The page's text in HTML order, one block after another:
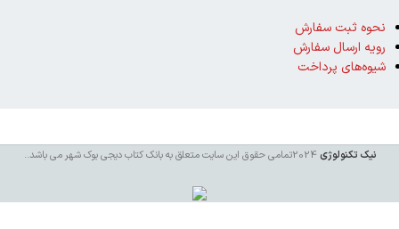
نحوه ثبت سفارش
رویه ارسال سفارش
شیوه‌های پرداخت
نیک تکنولوژی 2024تمامی حقوق این سایت متعلق به بانک کتاب دیجی بوک شهر می باشد ..
خرید
این